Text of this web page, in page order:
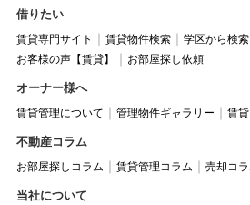
借りたい
賃貸専門サイト 賃貸物件検索 学区から検索
お客様の声【賃貸】
お部屋探し依頼
オーナー様へ
賃貸管理について 管理物件ギャラリー 賃
不動産コラム
お部屋探しコラム 賃貸管理コラム 売却コ
当社について